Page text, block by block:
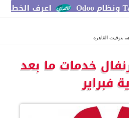
اعرف الخطوات
بتوقيت القاهرة
خدمات ما بعد
فبراير